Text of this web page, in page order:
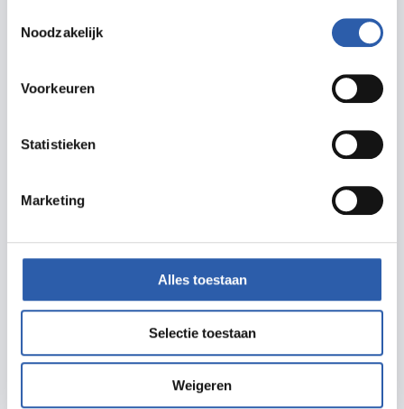
Noodzakelijk
Voorkeuren
Statistieken
Marketing
Alles toestaan
Selectie toestaan
Weigeren
U bent van harte uitgenodigd hierbij aanwezig te zijn.
Delen
Zet in agenda
Routebeschrijving
Meer informatie
bukistan.nl